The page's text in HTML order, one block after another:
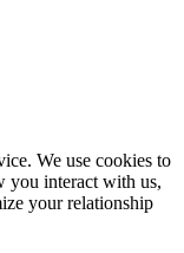
We use cookies to
you interact with us,
your relationship